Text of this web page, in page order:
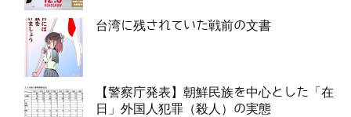
台湾に残されていた戦前の文書
【警察庁発表】朝鮮民族を中心とした「在
日」外国人犯罪（殺人）の実態